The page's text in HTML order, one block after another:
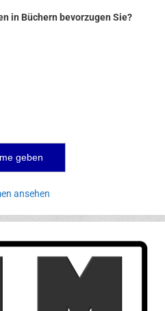
in Büchern bevorzugen Sie?
ansehen